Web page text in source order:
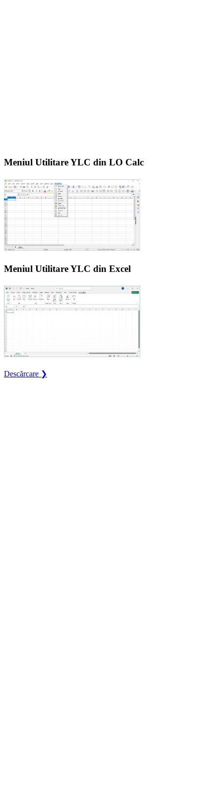
Meniul Utilitare YLC din LO Calc
Meniul Utilitare YLC din Excel
Descărcare ❯